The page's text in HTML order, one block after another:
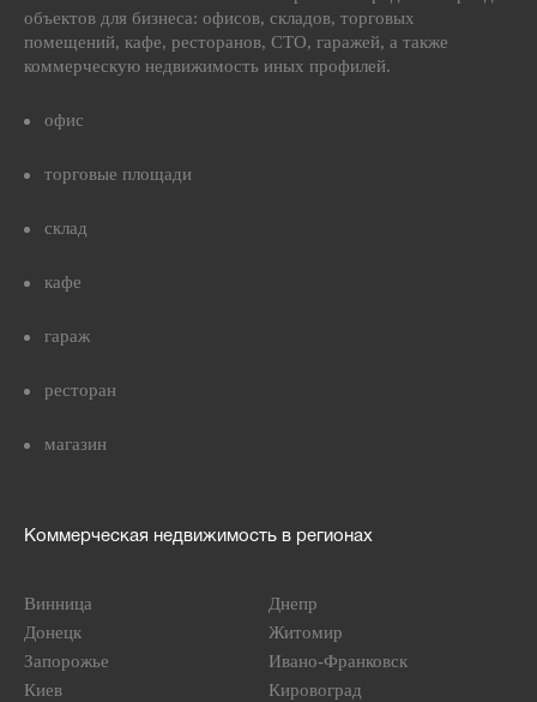
объектов для бизнеса: офисов, складов, торговых
помещений, кафе, ресторанов, СТО, гаражей, а также
коммерческую недвижимость иных профилей.
офис
торговые площади
склад
кафе
гараж
ресторан
магазин
Коммерческая недвижимость в регионах
Винница
Днепр
Донецк
Житомир
Запорожье
Ивано-Франковск
Киев
Кировоград